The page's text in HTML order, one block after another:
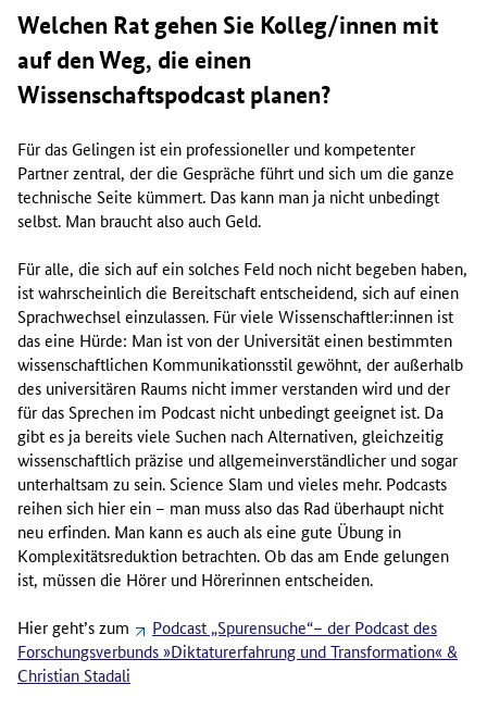
Welchen Rat gehen Sie Kolleg/innen mit
auf den Weg, die einen
Wissenschaftspodcast planen?
Für das Gelingen ist ein professioneller und kompetenter
Partner zentral, der die Gespräche führt und sich um die ganze
technische Seite kümmert. Das kann man ja nicht unbedingt
selbst. Man braucht also auch Geld.
Für alle, die sich auf ein solches Feld noch nicht begeben haben,
ist wahrscheinlich die Bereitschaft entscheidend, sich auf einen
Sprachwechsel einzulassen. Für viele Wissenschaftler:innen ist
das eine Hürde: Man ist von der Universität einen bestimmten
wissenschaftlichen Kommunikationsstil gewöhnt, der außerhalb
des universitären Raums nicht immer verstanden wird und der
für das Sprechen im Podcast nicht unbedingt geeignet ist. Da
gibt es ja bereits viele Suchen nach Alternativen, gleichzeitig
wissenschaftlich präzise und allgemeinverständlicher und sogar
unterhaltsam zu sein. Science Slam und vieles mehr. Podcasts
reihen sich hier ein – man muss also das Rad überhaupt nicht
neu erfinden. Man kann es auch als eine gute Übung in
Komplexitätsreduktion betrachten. Ob das am Ende gelungen
ist, müssen die Hörer und Hörerinnen entscheiden.
Hier geht’s zum
Podcast „Spurensuche“– der Podcast des
Forschungsverbunds »Diktaturerfahrung und Transformation« &
Christian Stadali